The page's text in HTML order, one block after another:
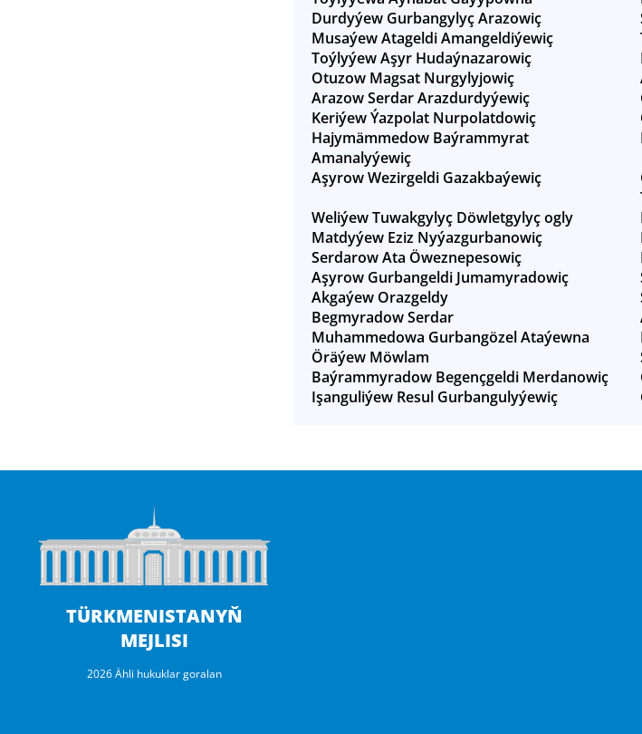
Durdyýew Gurbangylyç Arazowiç
Musaýew Atageldi Amangeldiýewiç
Toýlyýew Aşyr Hudaýnazarowiç
Otuzow Magsat Nurgylyjowiç
Arazow Serdar Arazdurdyýewiç
Keriýew Ýazpolat Nurpolatdowiç
Hajymämmedow Baýrammyrat
Amanalyýewiç
Aşyrow Wezirgeldi Gazakbaýewiç
Weliýew Tuwakgylyç Döwletgylyç ogly
Matdyýew Eziz Nyýazgurbanowiç
Serdarow Ata Öweznepesowiç
Aşyrow Gurbangeldi Jumamyradowiç
Akgaýew Orazgeldy
Begmyradow Serdar
Muhammedowa Gurbangözel Ataýewna
Öräýew Möwlam
Baýrammyradow Begençgeldi Merdanowiç
Işanguliýew Resul Gurbangulyýewiç
TÜRKMENISTANYŇ
MEJLISI
2026 Ähli hukuklar goralan